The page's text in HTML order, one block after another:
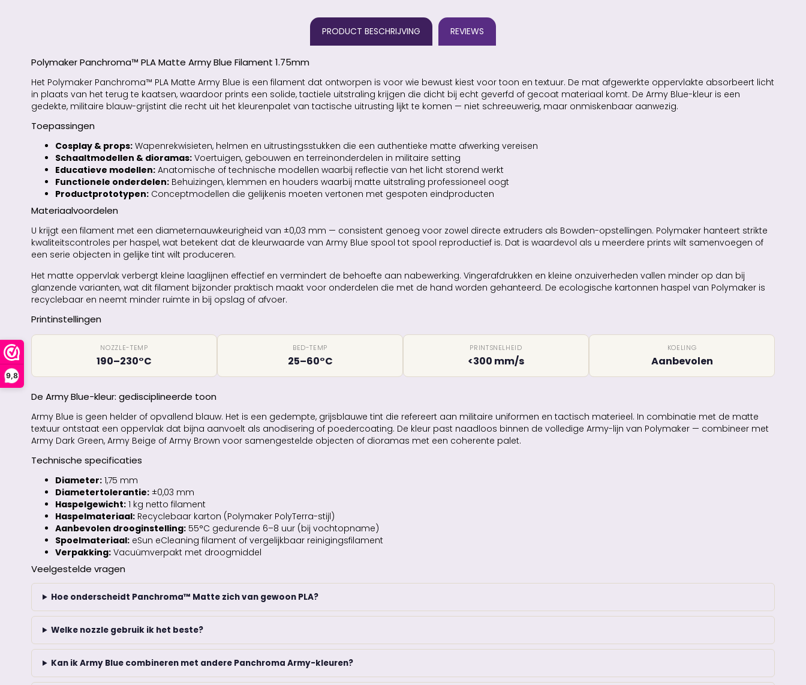
9,8
PRODUCT BESCHRIJVING REVIEWS
Polymaker Panchroma™ PLA Matte Army Blue Filament 1.75mm
Het Polymaker Panchroma™ PLA Matte Army Blue is een filament dat ontworpen is voor wie bewust kiest voor toon en textuur. De mat afgewerkte oppervlakte absorbeert licht
in plaats van het terug te kaatsen, waardoor prints een solide, tactiele uitstraling krijgen die dicht bij echt geverfd of gecoat materiaal komt. De Army Blue-kleur is een
gedekte, militaire blauw-grijstint die recht uit het kleurenpalet van tactische uitrusting lijkt te komen — niet schreeuwerig, maar onmiskenbaar aanwezig.
Toepassingen
Cosplay & props: Wapenrekwisieten, helmen en uitrustingsstukken die een authentieke matte afwerking vereisen
Schaaltmodellen & dioramas: Voertuigen, gebouwen en terreinonderdelen in militaire setting
Educatieve modellen: Anatomische of technische modellen waarbij reflectie van het licht storend werkt
Functionele onderdelen: Behuizingen, klemmen en houders waarbij matte uitstraling professioneel oogt
Productprototypen: Conceptmodellen die gelijkenis moeten vertonen met gespoten eindproducten
Materiaalvoordelen
U krijgt een filament met een diameternauwkeurigheid van ±0,03 mm — consistent genoeg voor zowel directe extruders als Bowden-opstellingen. Polymaker hanteert strikte
kwaliteitscontroles per haspel, wat betekent dat de kleurwaarde van Army Blue spool tot spool reproductief is. Dat is waardevol als u meerdere prints wilt samenvoegen of
een serie objecten in gelijke tint wilt produceren.
Het matte oppervlak verbergt kleine laaglijnen effectief en vermindert de behoefte aan nabewerking. Vingerafdrukken en kleine onzuiverheden vallen minder op dan bij
glanzende varianten, wat dit filament bijzonder praktisch maakt voor onderdelen die met de hand worden gehanteerd. De ecologische kartonnen haspel van Polymaker is
recyclebaar en neemt minder ruimte in bij opslag of afvoer.
Printinstellingen
NOZZLE-TEMP
190–230°C
BED-TEMP
25–60°C
PRINTSNELHEID
<300 mm/s
KOELING
Aanbevolen
De Army Blue-kleur: gedisciplineerde toon
Army Blue is geen helder of opvallend blauw. Het is een gedempte, grijsblauwe tint die refereert aan militaire uniformen en tactisch materieel. In combinatie met de matte
textuur ontstaat een oppervlak dat bijna aanvoelt als anodisering of poedercoating. De kleur past naadloos binnen de volledige Army-lijn van Polymaker — combineer met
Army Dark Green, Army Beige of Army Brown voor samengestelde objecten of dioramas met een coherente palet.
Technische specificaties
Diameter: 1,75 mm
Diametertolerantie: ±0,03 mm
Haspelgewicht: 1 kg netto filament
Haspelmateriaal: Recyclebaar karton (Polymaker PolyTerra-stijl)
Aanbevolen drooginstelling: 55°C gedurende 6–8 uur (bij vochtopname)
Spoelmateriaal: eSun eCleaning filament of vergelijkbaar reinigingsfilament
Verpakking: Vacuümverpakt met droogmiddel
Veelgestelde vragen
Hoe onderscheidt Panchroma™ Matte zich van gewoon PLA?
Welke nozzle gebruik ik het beste?
Kan ik Army Blue combineren met andere Panchroma Army-kleuren?